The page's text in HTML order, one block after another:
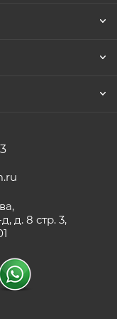
д. 8 стр. 3,